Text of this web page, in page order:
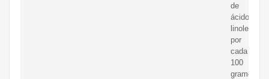
de
ácido
linoleico
por
cada
100
gramos